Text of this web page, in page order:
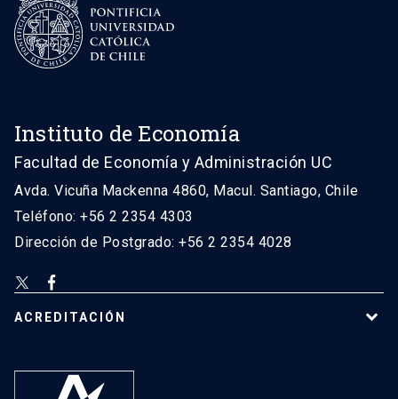
Instituto de Economía
Facultad de Economía y Administración UC
Avda. Vicuña Mackenna 4860, Macul. Santiago, Chile
Teléfono: +56 2 2354 4303
Dirección de Postgrado: +56 2 2354 4028
ACREDITACIÓN